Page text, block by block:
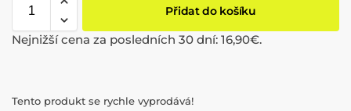
Přidat do košíku
Nejnižší cena za posledních 30 dní: 16,90€.
Tento produkt se rychle vyprodává!